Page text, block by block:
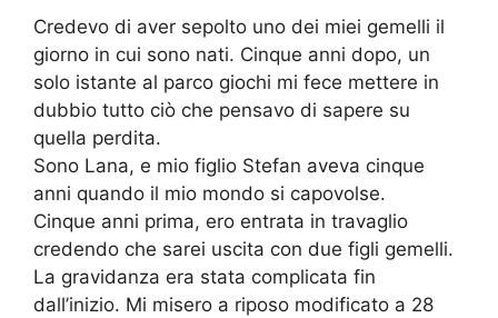
Credevo di aver sepolto uno dei miei gemelli il
giorno in cui sono nati. Cinque anni dopo, un
solo istante al parco giochi mi fece mettere in
dubbio tutto ciò che pensavo di sapere su
quella perdita.
Sono Lana, e mio figlio Stefan aveva cinque
anni quando il mio mondo si capovolse.
Cinque anni prima, ero entrata in travaglio
credendo che sarei uscita con due figli gemelli.
La gravidanza era stata complicata fin
dall’inizio. Mi misero a riposo modificato a 28